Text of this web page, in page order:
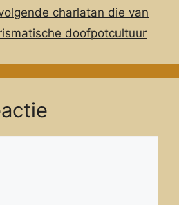
charlatan die van
doofpotcultuur